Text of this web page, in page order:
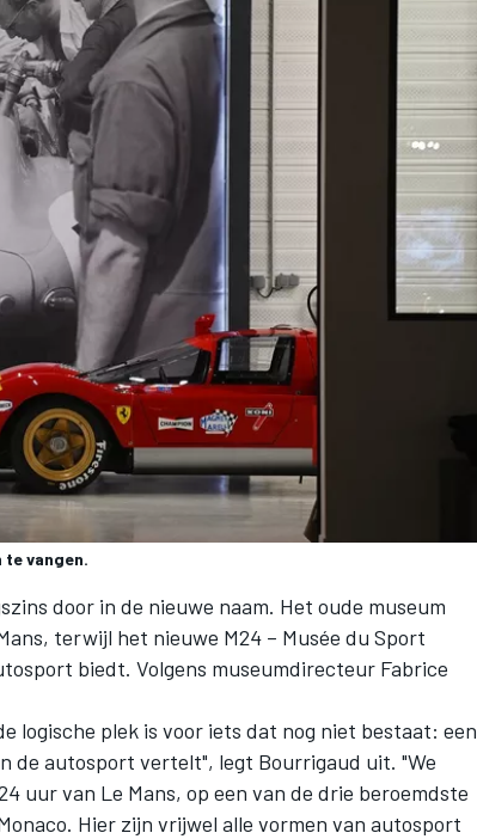
vangen.
door in de nieuwe naam. Het oude museum
terwijl het nieuwe M24 – Musée du Sport
biedt. Volgens museumdirecteur Fabrice
logische plek is voor iets dat nog niet bestaat: een
de autosport vertelt", legt Bourrigaud uit. "We
uur van Le Mans, op een van de drie beroemdste
Hier zijn vrijwel alle vormen van autosport